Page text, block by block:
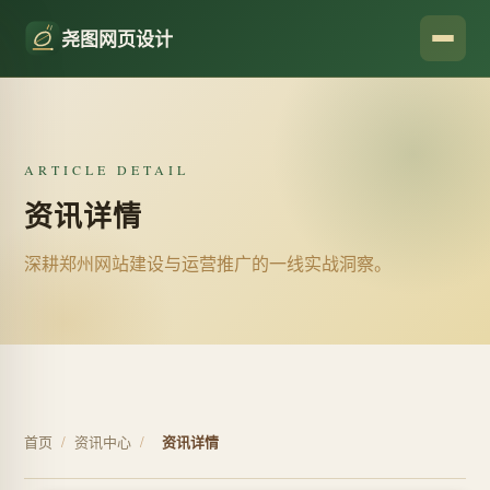
尧图网页设计
ARTICLE DETAIL
资讯详情
深耕郑州网站建设与运营推广的一线实战洞察。
首页 / 资讯中心 / 资讯详情